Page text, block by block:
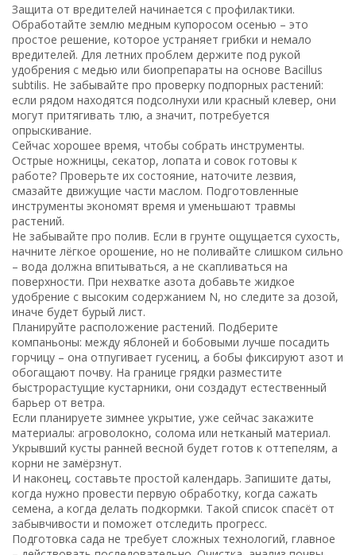
Защита от вредителей начинается с профилактики.
Обработайте землю медным купоросом осенью – это
простое решение, которое устраняет грибки и немало
вредителей. Для летних проблем держите под рукой
удобрения с медью или биопрепараты на основе Bacillus
subtilis. Не забывайте про проверку подпорных растений:
если рядом находятся подсолнухи или красный клевер, они
могут притягивать тлю, а значит, потребуется
опрыскивание.
Сейчас хорошее время, чтобы собрать инструменты.
Острые ножницы, секатор, лопата и совок готовы к
работе? Проверьте их состояние, наточите лезвия,
смазайте движущие части маслом. Подготовленные
инструменты экономят время и уменьшают травмы
растений.
Не забывайте про полив. Если в грунте ощущается сухость,
начните лёгкое орошение, но не поливайте слишком сильно
– вода должна впитываться, а не скапливаться на
поверхности. При нехватке азота добавьте жидкое
удобрение с высоким содержанием N, но следите за дозой,
иначе будет бурый лист.
Планируйте расположение растений. Подберите
компаньоны: между яблоней и бобовыми лучше посадить
горчицу – она отпугивает гусениц, а бобы фиксируют азот и
обогащают почву. На границе грядки разместите
быстрорастущие кустарники, они создадут естественный
барьер от ветра.
Если планируете зимнее укрытие, уже сейчас закажите
материалы: агроволокно, солома или нетканый материал.
Укрывший кусты ранней весной будет готов к оттепелям, а
корни не замёрзнут.
И наконец, составьте простой календарь. Запишите даты,
когда нужно провести первую обработку, когда сажать
семена, а когда делать подкормки. Такой список спасёт от
забывчивости и поможет отследить прогресс.
Подготовка сада не требует сложных технологий, главное